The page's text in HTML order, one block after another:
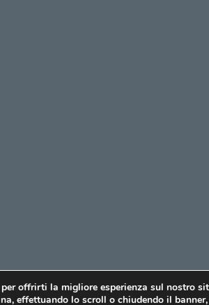
offrirti la migliore esperienza sul nostro
effettuando lo scroll o chiudendo il